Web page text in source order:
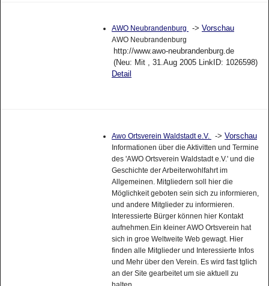
AWO Neubrandenburg -> Vorschau
AWO Neubrandenburg
http://www.awo-neubrandenburg.de
(Neu: Mit , 31.Aug 2005 LinkID: 1026598)
Detail
Awo Ortsverein Waldstadt e.V. -> Vorschau
Informationen über die Aktivitten und Termine
des 'AWO Ortsverein Waldstadt e.V.' und die
Geschichte der Arbeiterwohlfahrt im
Allgemeinen. Mitgliedern soll hier die
Möglichkeit geboten sein sich zu informieren,
und andere Mitglieder zu informieren.
Interessierte Bürger können hier Kontakt
aufnehmen.Ein kleiner AWO Ortsverein hat
sich in groe Weltweite Web gewagt. Hier
finden alle Mitglieder und Interessierte Infos
und Mehr über den Verein. Es wird fast tglich
an der Site gearbeitet um sie aktuell zu